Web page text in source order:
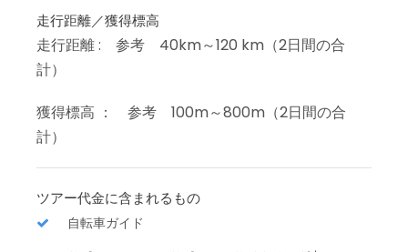
走行距離／獲得標高
走行距離 : 参考 40km～120 km（2日間の合
計）
獲得標高 ： 参考 100m～800m（2日間の合
計）
ツアー代金に含まれるもの
自転車ガイド